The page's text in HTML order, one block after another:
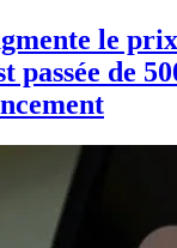
le prix
passée de